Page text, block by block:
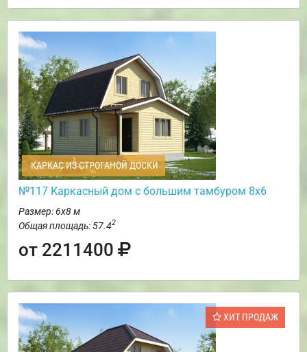
КАРКАС ИЗ СТРОГАНОЙ ДОСКИ
№117 Каркасный дом с большим тамбуром 8х6
Размер: 6х8 м
Общая площадь: 57.42
от 2211400
ХИТ ПРОДАЖ